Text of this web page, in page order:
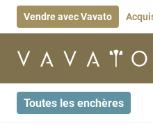
Vendre avec Vavato
Page d'accueil
Toutes les enchères